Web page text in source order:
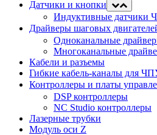
Датчики и кнопки
Индуктивные датчики
Драйверы шаговых
Одноканальные
Многоканальные
Кабели и разъемы
Гибкие кабель-каналы для
Контроллеры и платы
DSP контроллеры
NC Studio контроллеры
Лазерные трубки
Модуль оси Z